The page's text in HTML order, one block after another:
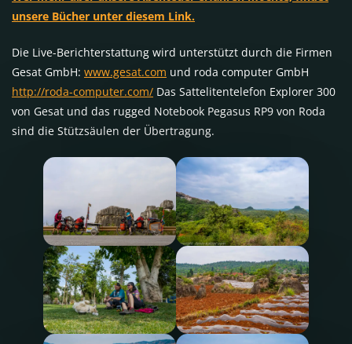
unsere Bücher unter diesem Link.
Die Live-Berichterstattung wird unterstützt durch die Firmen
Gesat GmbH: www.gesat.com und roda computer GmbH
http://roda-computer.com/ Das Sattelitentelefon Explorer 300
von Gesat und das rugged Notebook Pegasus RP9 von Roda
sind die Stützsäulen der Übertragung.